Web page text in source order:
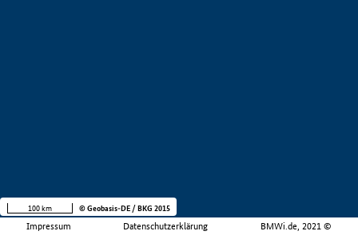
Impressum Datenschutzerklärung BMWi.de, 2021 ©
100 km © Geobasis-DE / BKG 2015